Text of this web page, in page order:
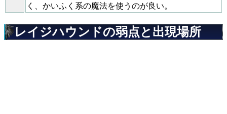
く、かいふく系の魔法を使うのが良い。
レイジハウンドの弱点と出現場所